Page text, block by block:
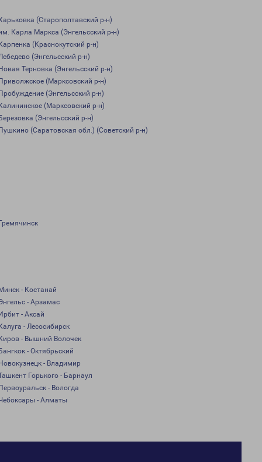
(Старополтавский р-н)
Карла Маркса (Энгельсский р-н)
(Краснокутский р-н)
(Энгельсский р-н)
Терновка (Энгельсский р-н)
(Марксовский р-н)
(Энгельсский р-н)
(Марксовский р-н)
(Энгельсский р-н)
(Саратовская обл.) (Советский р-н)
- Костанай
- Арзамас
- Аксай
- Лесосибирск
- Вышний Волочек
- Октябрьский
- Владимир
Горького - Барнаул
- Вологда
- Алматы